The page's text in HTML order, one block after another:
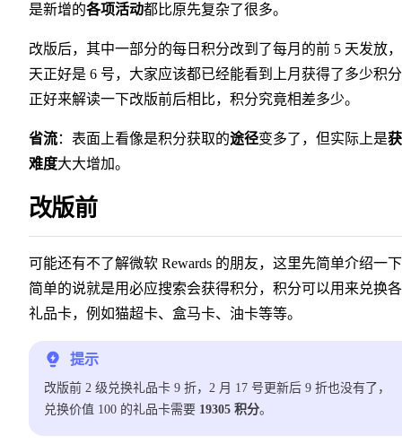
是新增的各项活动都比原先复杂了很多。
改版后，其中一部分的每日积分改到了每月的前 5 天发放
天正好是 6 号，大家应该都已经能看到上月获得了多少积
正好来解读一下改版前后相比，积分究竟相差多少。
省流：表面上看像是积分获取的途径变多了，但实际上是
难度大大增加。
改版前
可能还有不了解微软 Rewards 的朋友，这里先简单介绍一
简单的说就是用必应搜索会获得积分，积分可以用来兑换
礼品卡，例如猫超卡、盒马卡、油卡等等。
提示
改版前 2 级兑换礼品卡 9 折，2 月 17 号更新后 9 折也没有了，
兑换价值 100 的礼品卡需要 19305 积分。